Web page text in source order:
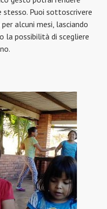
stesso. Puoi sottoscrivere
alcuni mesi, lasciando
la possibilità di scegliere